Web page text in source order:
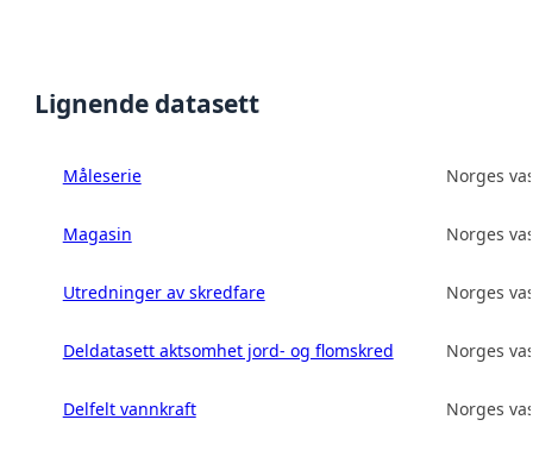
Lignende datasett
Måleserie Norges
Magasin Norges
Utredninger av skredfare Norges
Deldatasett aktsomhet jord- og flomskred Norges
Delfelt vannkraft Norges